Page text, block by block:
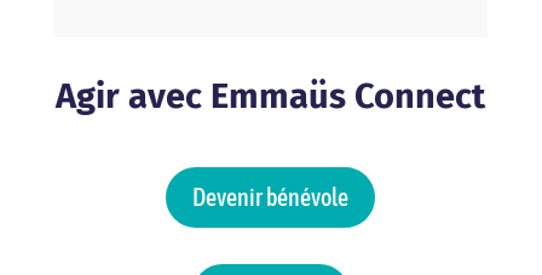
Agir avec Emmaüs Connect
Devenir bénévole